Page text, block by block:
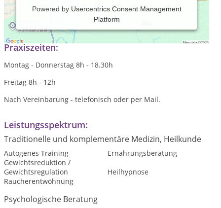
Powered by Usercentrics Consent Management
Platform
Praxis für Therapie und Coaching
Praxiszeiten:
Montag - Donnerstag 8h - 18.30h
Freitag 8h - 12h
Nach Vereinbarung - telefonisch oder per Mail.
Leistungsspektrum:
Traditionelle und komplementäre Medizin, Heilkunde
Autogenes Training
Ernährungsberatung
Gewichtsreduktion /
Gewichtsregulation
Heilhypnose
Raucherentwöhnung
Psychologische Beratung